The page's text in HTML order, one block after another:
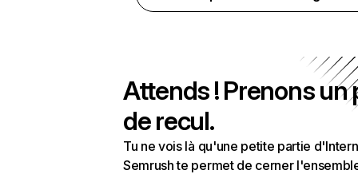
Attends ! Prenons un
de recul.
Tu ne vois là qu'une petite partie
Semrush te permet de cerner